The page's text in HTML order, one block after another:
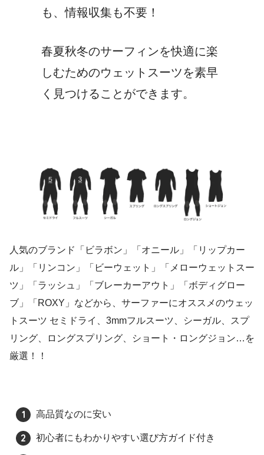
も、情報収集も不要！
春夏秋冬のサーフィンを快適に楽
しむためのウェットスーツを素早
く見つけることができます。
人気のブランド「ビラボン」「オニール」「リップカー
ル」「リンコン」「ビーウェット」「メローウェットスー
ツ」「ラッシュ」「ブレーカーアウト」「ボディグロー
ブ」「ROXY」などから、サーファーにオススメのウェッ
トスーツ セミドライ、3mmフルスーツ、シーガル、スプ
リング、ロングスプリング、ショート・ロングジョン…を
厳選！！
高品質なのに安い
初心者にもわかりやすい選び方ガイド付き